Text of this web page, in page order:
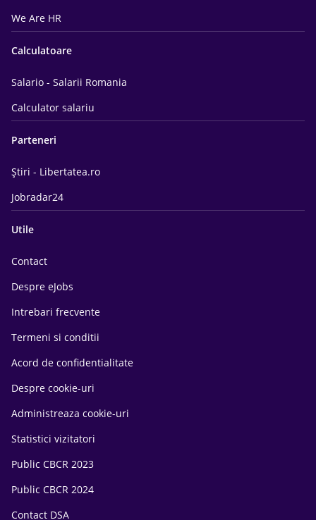
We Are HR
Calculatoare
Salario - Salarii Romania
Calculator salariu
Parteneri
Știri - Libertatea.ro
Jobradar24
Utile
Contact
Despre eJobs
Intrebari frecvente
Termeni si conditii
Acord de confidentialitate
Despre cookie-uri
Administreaza cookie-uri
Statistici vizitatori
Public CBCR 2023
Public CBCR 2024
Contact DSA